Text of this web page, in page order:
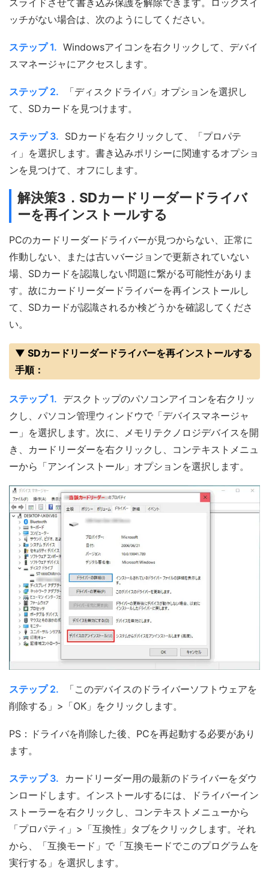
スライドさせて書き込み保護を解除できます。ロックスイ
ッチがない場合は、次のようにしてください。
ステップ 1. Windowsアイコンを右クリックして、デバイ
スマネージャにアクセスします。
ステップ 2.
「ディスクドライバ」オプションを選択し
て、SDカードを見つけます。
ステップ 3. SDカードを右クリックして、「プロパテ
ィ」を選択します。書き込みポリシーに関連するオプショ
ンを見つけて、オフにします。
解決策3．SDカードリーダードライバ
ーを再インストールする
PCのカードリーダードライバーが見つからない、正常に
作動しない、または古いバージョンで更新されていない
場、SDカードを認識しない問題に繋がる可能性がありま
す。故にカードリーダードライバーを再インストールし
て、SDカードが認識されるか検どうかを確認してくださ
い。
▼ SDカードリーダードライバーを再インストールする
手順：
ステップ 1. デスクトップのパソコンアイコンを右クリッ
クし、パソコン管理ウィンドウで「デバイスマネージャ
ー」を選択します。次に、メモリテクノロジデバイスを開
き、カードリーダーを右クリックし、コンテキストメニュ
ーから「アンインストール」オプションを選択します。
ステップ 2.
「このデバイスのドライバーソフトウェアを
削除する」>「OK」をクリックします。
PS：ドライバを削除した後、PCを再起動する必要があり
ます。
ステップ 3.
カードリーダー用の最新のドライバーをダウ
ンロードします。インストールするには、ドライバーイン
ストーラーを右クリックし、コンテキストメニューから
「プロパティ」>「互換性」タブをクリックします。それ
から、「互換モード」で「互換モードでこのプログラムを
実行する」を選択します。